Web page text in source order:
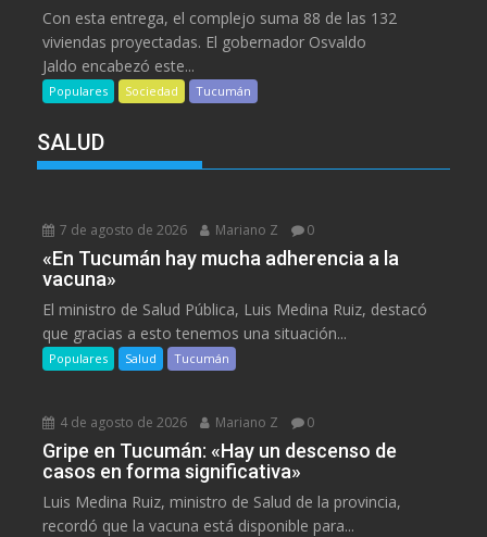
Con esta entrega, el complejo suma 88 de las 132
viviendas proyectadas. El gobernador Osvaldo
Jaldo encabezó este...
Populares Sociedad Tucumán
SALUD
7 de agosto de 2026 Mariano Z 0
«En Tucumán hay mucha adherencia a la
vacuna»
El ministro de Salud Pública, Luis Medina Ruiz, destacó
que gracias a esto tenemos una situación...
Populares Salud Tucumán
4 de agosto de 2026 Mariano Z 0
Gripe en Tucumán: «Hay un descenso de
casos en forma significativa»
Luis Medina Ruiz, ministro de Salud de la provincia,
recordó que la vacuna está disponible para...